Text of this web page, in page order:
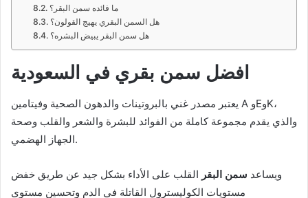
ما فائده سمن البقر؟
هل السمن البقري يهيج القولون؟
هل سمن البقر يبيض البشره؟
افضل سمن بقري في السعودية
يعتبر مصدر غني بالبروتينات والدهون الصحية وفيتامين A وEوK،
والذي يقدم مجموعة كاملة من الفوائد للبشرة والشعر والقلب وصحة
الجهاز الهضمي.
ويساعد سمن البقر القلب على الأداء بشكل جيد عن طريق خفض
مستويات الكوليسترول القاتلة في الدم وتحسين مستوى